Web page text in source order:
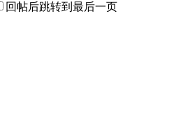
回帖后跳转到最后一页